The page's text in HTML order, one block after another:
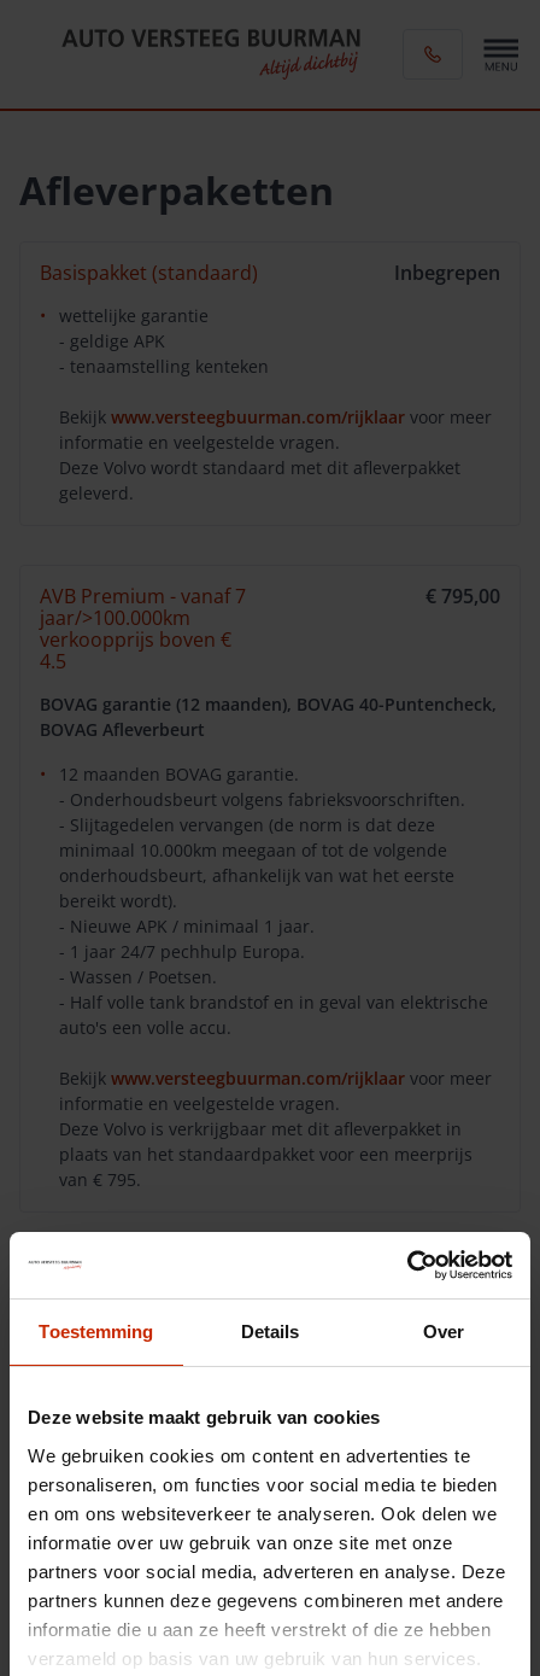
Toestemming Details Over
Deze website maakt gebruik van cookies
We gebruiken cookies om content en advertenties te
personaliseren, om functies voor social media te bieden
en om ons websiteverkeer te analyseren. Ook delen we
informatie over uw gebruik van onze site met onze
partners voor social media, adverteren en analyse. Deze
partners kunnen deze gegevens combineren met andere
informatie die u aan ze heeft verstrekt of die ze hebben
verzameld op basis van uw gebruik van hun services.
Afleverpaketten
Basispakket (standaard) Inbegrepen
wettelijke garantie
- geldige APK
- tenaamstelling kenteken
Bekijk www.versteegbuurman.com/rijklaar voor meer
informatie en veelgestelde vragen.
Deze Volvo wordt standaard met dit afleverpakket
geleverd.
AVB Premium - vanaf 7
jaar/>100.000km
verkoopprijs boven €
4.5
€ 795,00
BOVAG garantie (12 maanden), BOVAG 40-Puntencheck,
BOVAG Afleverbeurt
12 maanden BOVAG garantie.
- Onderhoudsbeurt volgens fabrieksvoorschriften.
- Slijtagedelen vervangen (de norm is dat deze
minimaal 10.000km meegaan of tot de volgende
onderhoudsbeurt, afhankelijk van wat het eerste
bereikt wordt).
- Nieuwe APK / minimaal 1 jaar.
- 1 jaar 24/7 pechhulp Europa.
- Wassen / Poetsen.
- Half volle tank brandstof en in geval van elektrische
auto's een volle accu.
Bekijk www.versteegbuurman.com/rijklaar voor meer
informatie en veelgestelde vragen.
Deze Volvo is verkrijgbaar met dit afleverpakket in
plaats van het standaardpakket voor een meerprijs
van € 795.
Aanvraag